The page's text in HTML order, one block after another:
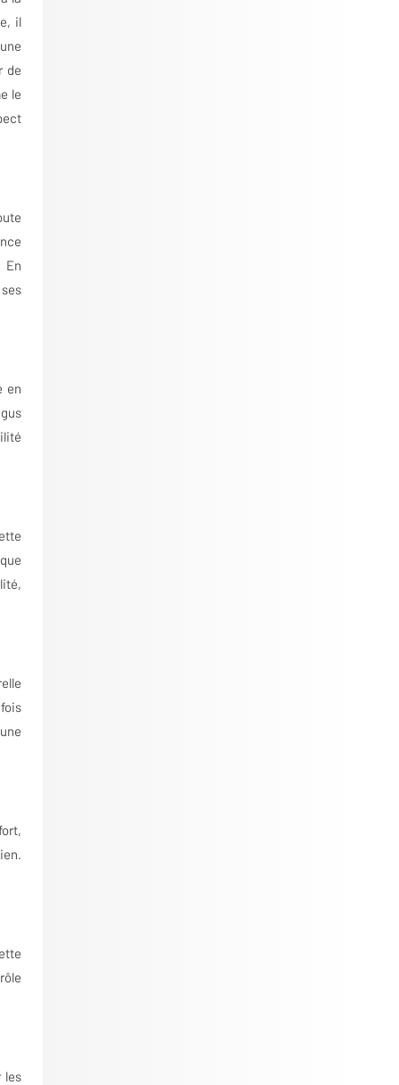
il
de
le
En
en
les